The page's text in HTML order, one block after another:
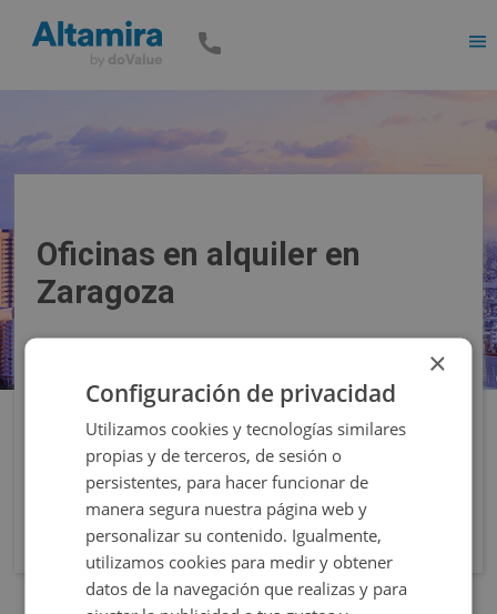
Oficinas en alquiler en
Zaragoza
Filtros
×
Configuración de privacidad
Utilizamos cookies y tecnologías similares
propias y de terceros, de sesión o
persistentes, para hacer funcionar de
manera segura nuestra página web y
personalizar su contenido. Igualmente,
utilizamos cookies para medir y obtener
datos de la navegación que realizas y para